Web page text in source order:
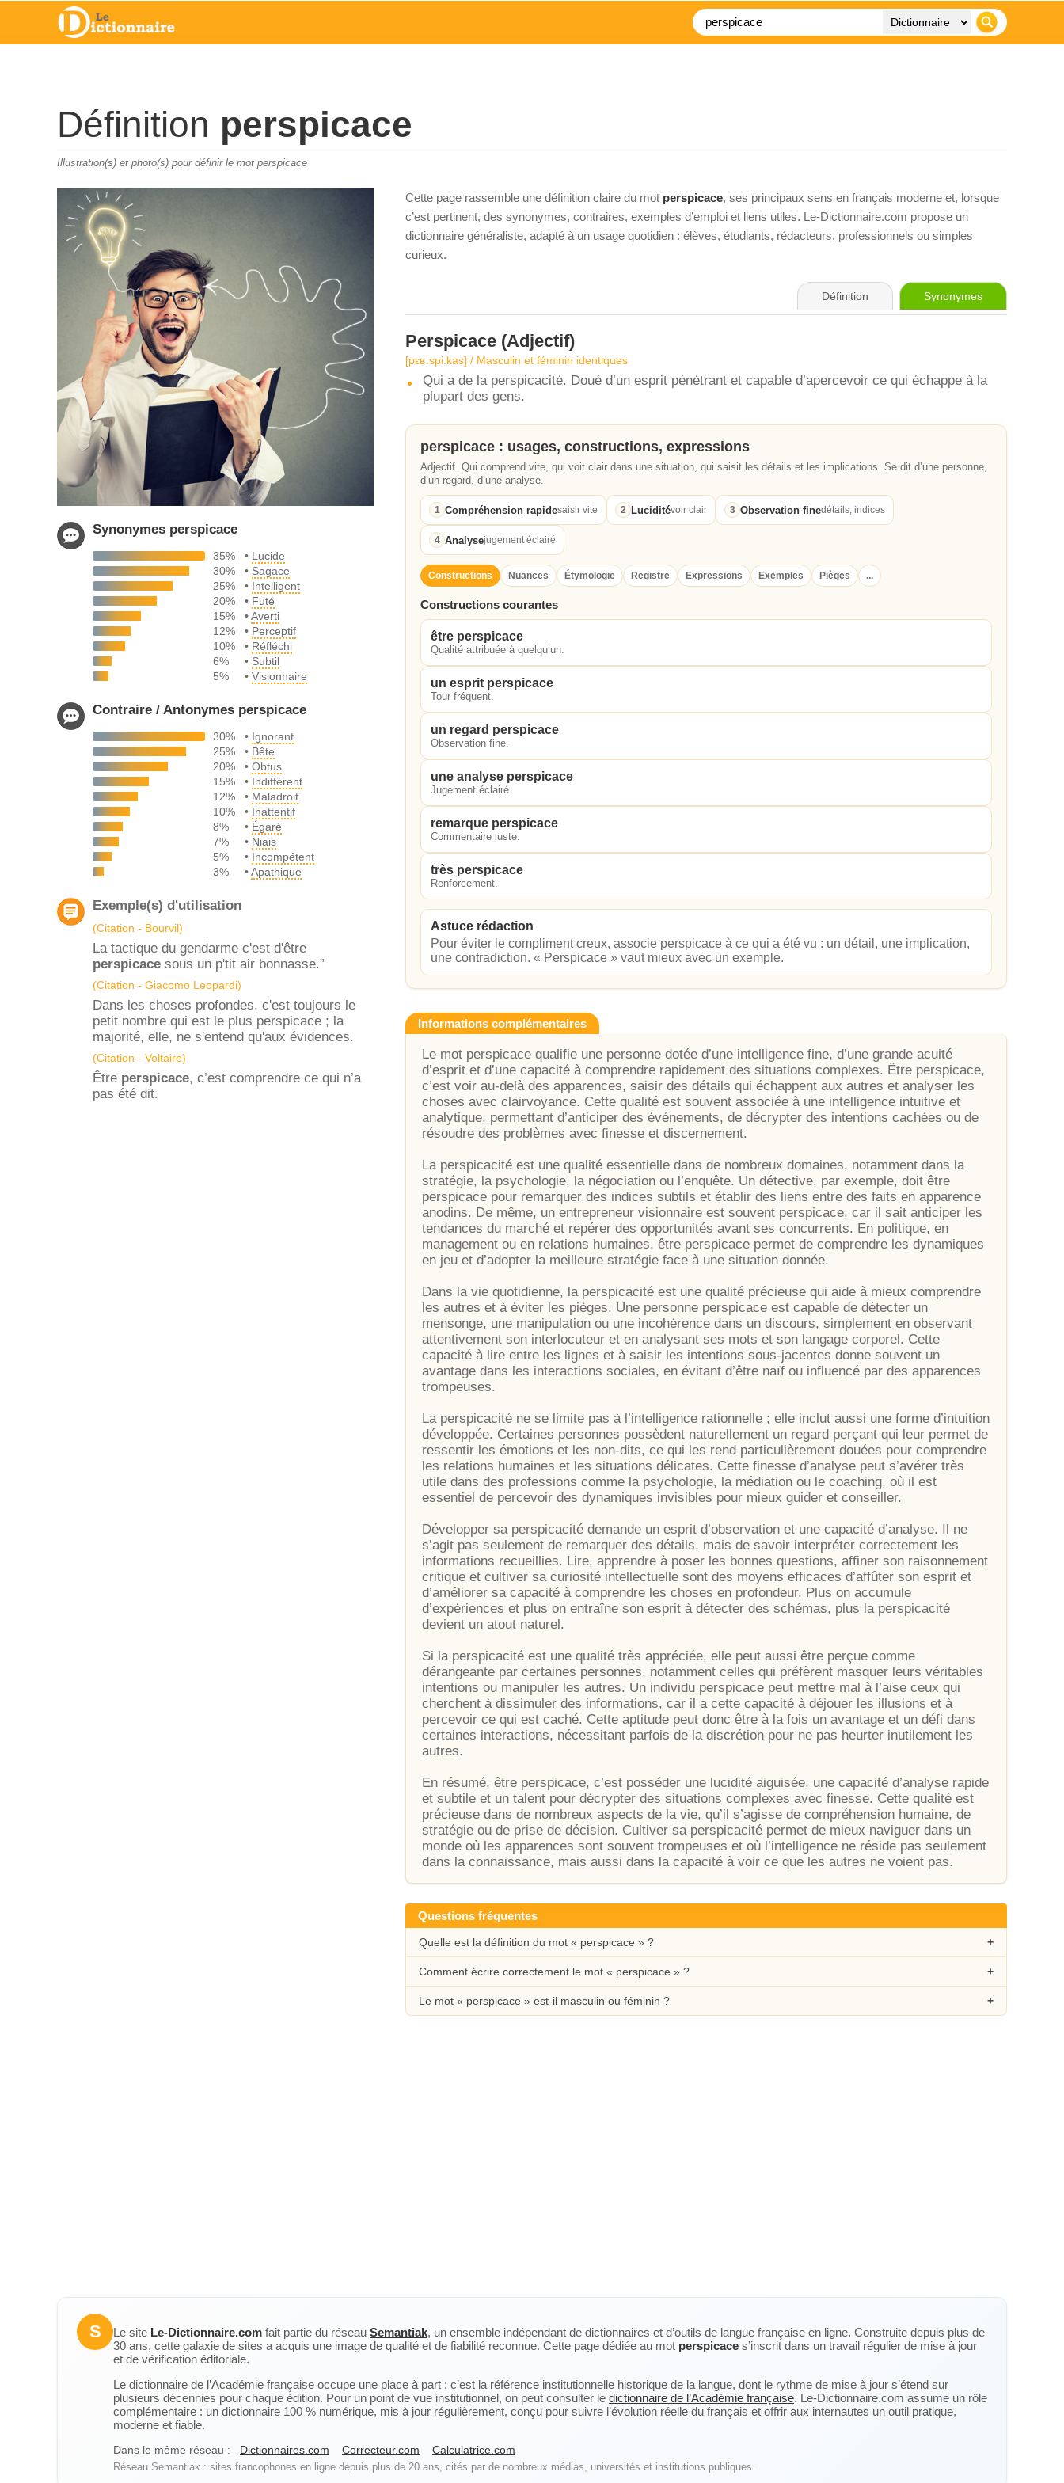
Définition perspicace
Illustration(s) et photo(s) pour définir le mot perspicace
Synonymes perspicace
35% • Lucide
30%
• Sagace
25%
• Intelligent
20%
• Futé
15%
•Averti
12%
• Perceptif
10%
• Réfléchi
6%
• Subtil
5%
• Visionnaire
Contraire / Antonymes perspicace
30% • Ignorant
25%
• Bête
20%
• Obtus
15%
• Indifférent
12%
• Maladroit
10%
• Inattentif
8%
• Égaré
7%
• Niais
5%
• Incompétent
3%
•Apathique
Exemple(s) d'utilisation
(Citation - Bourvil)
La tactique du gendarme c'est d'être
perspicace sous un p'tit air bonnasse.”
(Citation - Giacomo Leopardi)
Dans les choses profondes, c'est toujours le
petit nombre qui est le plus perspicace ; la
majorité, elle, ne s'entend qu'aux évidences.
(Citation - Voltaire)
Être perspicace, c’est comprendre ce qui n’a
pas été dit.
Cette page rassemble une définition claire du mot perspicace, ses principaux sens en français moderne et, lorsque
c’est pertinent, des synonymes, contraires, exemples d’emploi et liens utiles. Le-Dictionnaire.com propose un
dictionnaire généraliste, adapté à un usage quotidien : élèves, étudiants, rédacteurs, professionnels ou simples
curieux.
Définition Synonymes
Perspicace (Adjectif)
[pɛʁ.spi.kas] / Masculin et féminin identiques
Qui a de la perspicacité. Doué d’un esprit pénétrant et capable d’apercevoir ce qui échappe à la
plupart des gens.
perspicace : usages, constructions, expressions
Adjectif. Qui comprend vite, qui voit clair dans une situation, qui saisit les détails et les implications. Se dit d’une personne,
d’un regard, d’une analyse.
1 Compréhension rapidesaisir vite 2 Luciditévoir clair 3 Observation finedétails, indices
4 Analysejugement éclairé
Constructions Nuances Étymologie Registre Expressions Exemples Pièges ...
Constructions courantes
être perspicace
Qualité attribuée à quelqu’un.
un esprit perspicace
Tour fréquent.
un regard perspicace
Observation fine.
une analyse perspicace
Jugement éclairé.
remarque perspicace
Commentaire juste.
très perspicace
Renforcement.
Astuce rédaction
Pour éviter le compliment creux, associe perspicace à ce qui a été vu : un détail, une implication,
une contradiction. « Perspicace » vaut mieux avec un exemple.
Informations complémentaires
Le mot perspicace qualifie une personne dotée d’une intelligence fine, d’une grande acuité
d’esprit et d’une capacité à comprendre rapidement des situations complexes. Être perspicace,
c’est voir au-delà des apparences, saisir des détails qui échappent aux autres et analyser les
choses avec clairvoyance. Cette qualité est souvent associée à une intelligence intuitive et
analytique, permettant d’anticiper des événements, de décrypter des intentions cachées ou de
résoudre des problèmes avec finesse et discernement.
La perspicacité est une qualité essentielle dans de nombreux domaines, notamment dans la
stratégie, la psychologie, la négociation ou l’enquête. Un détective, par exemple, doit être
perspicace pour remarquer des indices subtils et établir des liens entre des faits en apparence
anodins. De même, un entrepreneur visionnaire est souvent perspicace, car il sait anticiper les
tendances du marché et repérer des opportunités avant ses concurrents. En politique, en
management ou en relations humaines, être perspicace permet de comprendre les dynamiques
en jeu et d’adopter la meilleure stratégie face à une situation donnée.
Dans la vie quotidienne, la perspicacité est une qualité précieuse qui aide à mieux comprendre
les autres et à éviter les pièges. Une personne perspicace est capable de détecter un
mensonge, une manipulation ou une incohérence dans un discours, simplement en observant
attentivement son interlocuteur et en analysant ses mots et son langage corporel. Cette
capacité à lire entre les lignes et à saisir les intentions sous-jacentes donne souvent un
avantage dans les interactions sociales, en évitant d’être naïf ou influencé par des apparences
trompeuses.
La perspicacité ne se limite pas à l’intelligence rationnelle ; elle inclut aussi une forme d’intuition
développée. Certaines personnes possèdent naturellement un regard perçant qui leur permet de
ressentir les émotions et les non-dits, ce qui les rend particulièrement douées pour comprendre
les relations humaines et les situations délicates. Cette finesse d’analyse peut s’avérer très
utile dans des professions comme la psychologie, la médiation ou le coaching, où il est
essentiel de percevoir des dynamiques invisibles pour mieux guider et conseiller.
Développer sa perspicacité demande un esprit d’observation et une capacité d’analyse. Il ne
s’agit pas seulement de remarquer des détails, mais de savoir interpréter correctement les
informations recueillies. Lire, apprendre à poser les bonnes questions, affiner son raisonnement
critique et cultiver sa curiosité intellectuelle sont des moyens efficaces d’affûter son esprit et
d’améliorer sa capacité à comprendre les choses en profondeur. Plus on accumule
d’expériences et plus on entraîne son esprit à détecter des schémas, plus la perspicacité
devient un atout naturel.
Si la perspicacité est une qualité très appréciée, elle peut aussi être perçue comme
dérangeante par certaines personnes, notamment celles qui préfèrent masquer leurs véritables
intentions ou manipuler les autres. Un individu perspicace peut mettre mal à l’aise ceux qui
cherchent à dissimuler des informations, car il a cette capacité à déjouer les illusions et à
percevoir ce qui est caché. Cette aptitude peut donc être à la fois un avantage et un défi dans
certaines interactions, nécessitant parfois de la discrétion pour ne pas heurter inutilement les
autres.
En résumé, être perspicace, c’est posséder une lucidité aiguisée, une capacité d’analyse rapide
et subtile et un talent pour décrypter des situations complexes avec finesse. Cette qualité est
précieuse dans de nombreux aspects de la vie, qu’il s’agisse de compréhension humaine, de
stratégie ou de prise de décision. Cultiver sa perspicacité permet de mieux naviguer dans un
monde où les apparences sont souvent trompeuses et où l’intelligence ne réside pas seulement
dans la connaissance, mais aussi dans la capacité à voir ce que les autres ne voient pas.
Questions fréquentes
Quelle est la définition du mot « perspicace » ?
Comment écrire correctement le mot « perspicace » ?
Le mot « perspicace » est-il masculin ou féminin ?
S Le site Le-Dictionnaire.com fait partie du réseau Semantiak, un ensemble indépendant de dictionnaires et d’outils de langue française en ligne. Construite depuis plus de
30 ans, cette galaxie de sites a acquis une image de qualité et de fiabilité reconnue. Cette page dédiée au mot perspicace s’inscrit dans un travail régulier de mise à jour
et de vérification éditoriale.
Le dictionnaire de l’Académie française occupe une place à part : c’est la référence institutionnelle historique de la langue, dont le rythme de mise à jour s’étend sur
plusieurs décennies pour chaque édition. Pour un point de vue institutionnel, on peut consulter le dictionnaire de l’Académie française. Le-Dictionnaire.com assume un rôle
complémentaire : un dictionnaire 100 % numérique, mis à jour régulièrement, conçu pour suivre l’évolution réelle du français et offrir aux internautes un outil pratique,
moderne et fiable.
Dans le même réseau : Dictionnaires.com Correcteur.com Calculatrice.com
Réseau Semantiak : sites francophones en ligne depuis plus de 20 ans, cités par de nombreux médias, universités et institutions publiques.